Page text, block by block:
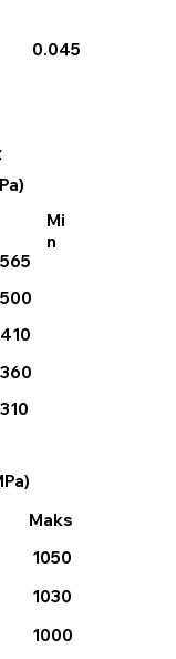
0.045
310
360
410
500
565
Mi
n
1000
1030
1050
Maks